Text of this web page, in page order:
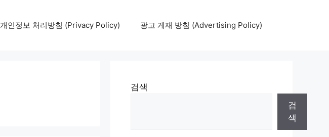
개인정보 처리방침 (Privacy Policy) 광고 게재 방침 (Advertising Policy)
검색
검
색